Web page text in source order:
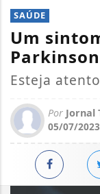
SAÚDE
Um
Esteja
Por Jornal
05/07/